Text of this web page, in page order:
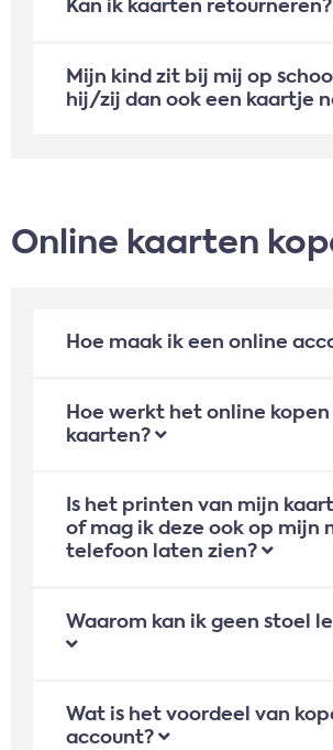
Kan ik kaarten retourneren?
Mijn kind zit bij mij op
hij/zij dan ook een kaartje
Online kaarten
Hoe maak ik een online
Hoe werkt het online kopen
kaarten?
Is het printen van mijn
of mag ik deze ook op mijn
telefoon laten zien?
Waarom kan ik geen stoel
Wat is het voordeel van
account?